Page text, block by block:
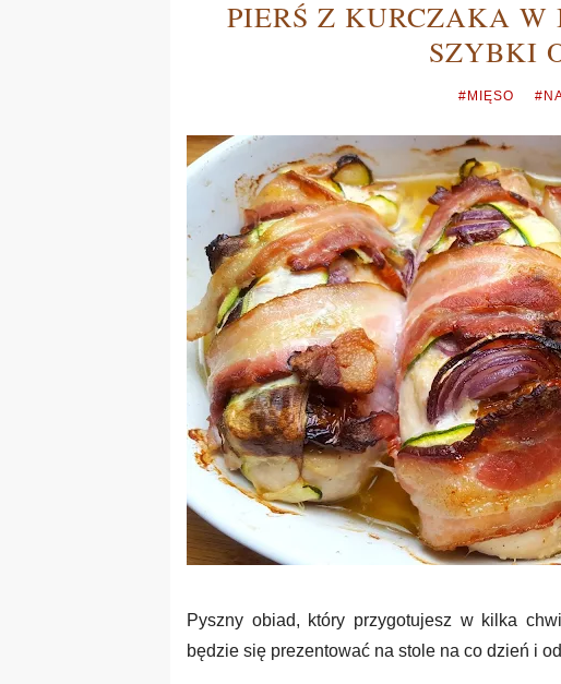
PIERŚ Z KURCZAKA
SZYBKI
#MIĘSO
Pyszny obiad, który przygotujesz w kilka
będzie się prezentować na stole na co dzień i